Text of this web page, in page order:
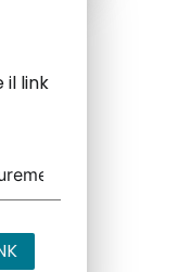
il link